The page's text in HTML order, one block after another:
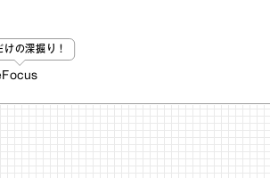
けの深掘り！
Focus